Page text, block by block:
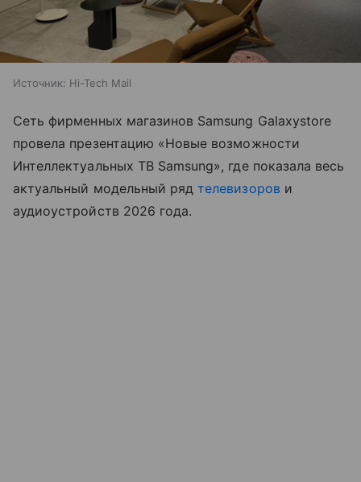
Источник: Hi-Tech Mail
Сеть фирменных магазинов Samsung Galaxystore
провела презентацию «Новые возможности
Интеллектуальных ТВ Samsung», где показала весь
актуальный модельный рядтелевизоров и
аудиоустройств 2026 года.